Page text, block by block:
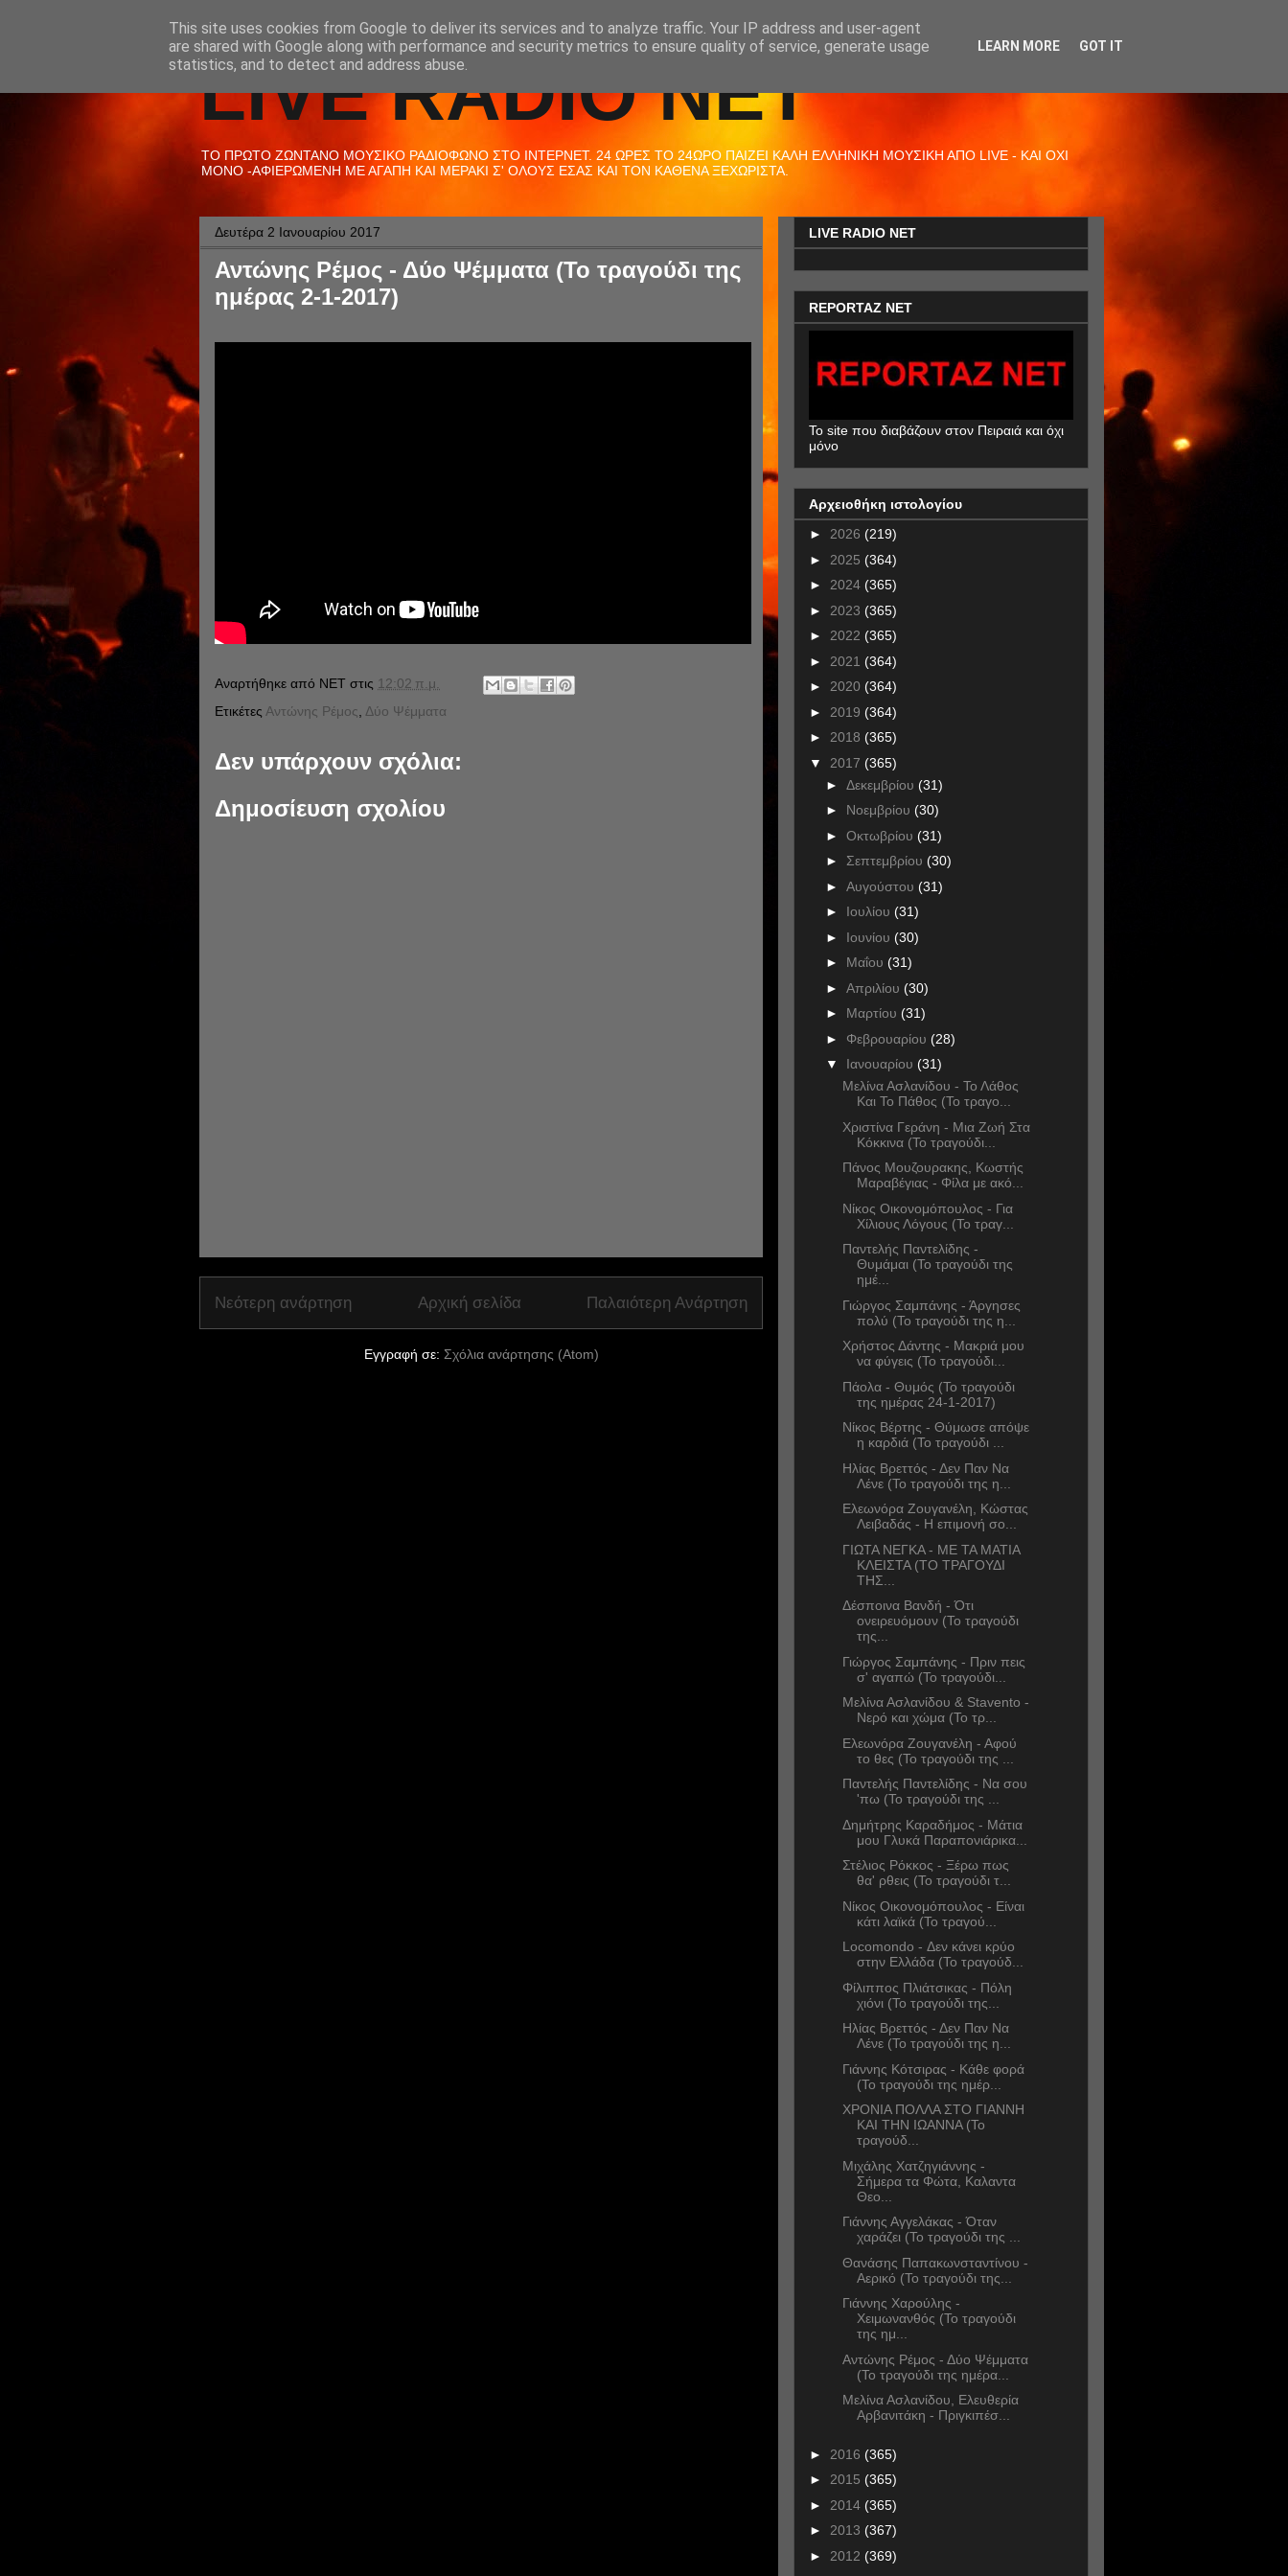
LIVE RADIO NET
ΤΟ ΠΡΩΤΟ ΖΩΝΤΑΝΟ ΜΟΥΣΙΚΟ ΡΑΔΙΟΦΩΝΟ ΣΤΟ ΙΝΤΕΡΝΕΤ. 24 ΩΡΕΣ ΤΟ 24ΩΡΟ ΠΑΙΖΕΙ ΚΑΛΗ ΕΛΛΗΝΙΚΗ ΜΟΥΣΙΚΗ ΑΠΟ LIVE - ΚΑΙ ΟΧΙ
ΜΟΝΟ -ΑΦΙΕΡΩΜΕΝΗ ΜΕ ΑΓΑΠΗ ΚΑΙ ΜΕΡΑΚΙ Σ' ΟΛΟΥΣ ΕΣΑΣ ΚΑΙ ΤΟΝ ΚΑΘΕΝΑ ΞΕΧΩΡΙΣΤΑ.
Δευτέρα 2 Ιανουαρίου 2017
Αντώνης Ρέμος - Δύο Ψέμματα (Το τραγούδι της
ημέρας 2-1-2017)
Αναρτήθηκε από NET στις 12:02 π.μ.
Ετικέτες Αντώνης Ρέμος Δύο Ψέμματα
Δεν υπάρχουν σχόλια:
Δημοσίευση σχολίου
Νεότερη ανάρτηση Παλαιότερη Ανάρτηση
Αρχική σελίδα
Εγγραφή σε: Σχόλια ανάρτησης (Atom)
LIVE RADIO NET
REPORTAZ NET
To site που διαβάζουν στον Πειραιά και όχι
μόνο
Αρχειοθήκη ιστολογίου
► 2026 (219)
► 2025 (364)
► 2024 (365)
► 2023 (365)
► 2022 (365)
► 2021 (364)
► 2020 (364)
► 2019 (364)
► 2018 (365)
▼ 2017 (365)
► Δεκεμβρίου (31)
► Νοεμβρίου (30)
► Οκτωβρίου (31)
► Σεπτεμβρίου (30)
► Αυγούστου (31)
► Ιουλίου (31)
► Ιουνίου (30)
► Μαΐου (31)
► Απριλίου (30)
► Μαρτίου (31)
► Φεβρουαρίου (28)
▼ Ιανουαρίου (31)
Μελίνα Ασλανίδου - Το Λάθος
Και Το Πάθος (Το τραγο...
Χριστίνα Γεράνη - Μια Ζωή Στα
Κόκκινα (Το τραγούδι...
Πάνος Μουζουρακης, Κωστής
Μαραβέγιας - Φίλα με ακό...
Νίκος Οικονομόπουλος - Για
Χίλιους Λόγους (Το τραγ...
Παντελής Παντελίδης -
Θυμάμαι (Το τραγούδι της
ημέ...
Γιώργος Σαμπάνης - Άργησες
πολύ (Το τραγούδι της η...
Χρήστος Δάντης - Μακριά μου
να φύγεις (Το τραγούδι...
Πάολα - Θυμός (Το τραγούδι
της ημέρας 24-1-2017)
Νίκος Βέρτης - Θύμωσε απόψε
η καρδιά (Το τραγούδι ...
Ηλίας Βρεττός - Δεν Παν Να
Λένε (Το τραγούδι της η...
Ελεωνόρα Ζουγανέλη, Κώστας
Λειβαδάς - Η επιμονή σο...
ΓΙΩΤΑ ΝΕΓΚΑ - ΜΕ ΤΑ ΜΑΤΙΑ
ΚΛΕΙΣΤΑ (ΤΟ ΤΡΑΓΟΥΔΙ
ΤΗΣ...
Δέσποινα Βανδή - Ότι
ονειρευόμουν (Το τραγούδι
της...
Γιώργος Σαμπάνης - Πριν πεις
σ' αγαπώ (Το τραγούδι...
Μελίνα Ασλανίδου & Stavento -
Νερό και χώμα (Το τρ...
Ελεωνόρα Ζουγανέλη - Αφού
το θες (Το τραγούδι της ...
Παντελής Παντελίδης - Να σου
'πω (Το τραγούδι της ...
Δημήτρης Καραδήμος - Μάτια
μου Γλυκά Παραπονιάρικα...
Στέλιος Ρόκκος - Ξέρω πως
θα' ρθεις (Το τραγούδι τ...
Νίκος Οικονομόπουλος - Είναι
κάτι λαϊκά (Το τραγού...
Locomondo - Δεν κάνει κρύο
στην Ελλάδα (Το τραγούδ...
Φίλιππος Πλιάτσικας - Πόλη
χιόνι (Το τραγούδι της...
Ηλίας Βρεττός - Δεν Παν Να
Λένε (Το τραγούδι της η...
Γιάννης Κότσιρας - Κάθε φορά
(Το τραγούδι της ημέρ...
ΧΡΟΝΙΑ ΠΟΛΛΑ ΣΤΟ ΓΙΑΝΝΗ
ΚΑΙ ΤΗΝ ΙΩΑΝΝΑ (Το
τραγούδ...
Μιχάλης Χατζηγιάννης -
Σήμερα τα Φώτα, Καλαντα
Θεο...
Γιάννης Αγγελάκας - Όταν
χαράζει (Το τραγούδι της ...
Θανάσης Παπακωνσταντίνου -
Αερικό (Το τραγούδι της...
Γιάννης Χαρούλης -
Χειμωνανθός (Το τραγούδι
της ημ...
Αντώνης Ρέμος - Δύο Ψέμματα
(Το τραγούδι της ημέρα...
Μελίνα Ασλανίδου, Ελευθερία
Αρβανιτάκη - Πριγκιπέσ...
► 2016 (365)
► 2015 (365)
► 2014 (365)
► 2013 (367)
► 2012 (369)
This site uses cookies from Google to deliver its services and to analyze traffic. Your IP address and user-agent
are shared with Google along with performance and security metrics to ensure quality of service, generate usage
statistics, and to detect and address abuse.
LEARN MORE GOT IT